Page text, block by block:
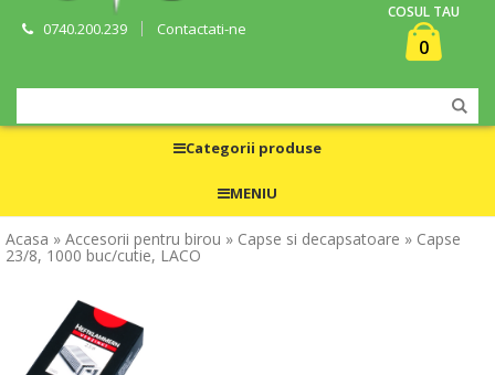
0740.200.239 Contactati-ne
COSUL TAU
0
Categorii produse
MENIU
Acasa » Accesorii pentru birou » Capse si decapsatoare » Capse
23/8, 1000 buc/cutie, LACO